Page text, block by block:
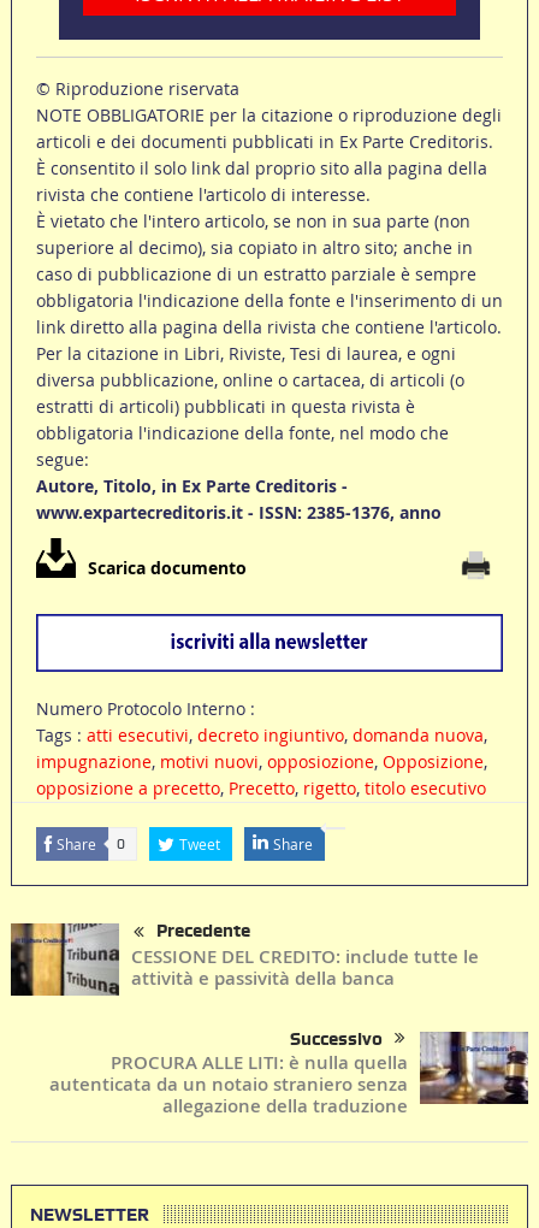
© Riproduzione riservata
NOTE OBBLIGATORIE per la citazione o riproduzione degli
articoli e dei documenti pubblicati in Ex Parte Creditoris.
È consentito il solo link dal proprio sito alla pagina della
rivista che contiene l'articolo di interesse.
È vietato che l'intero articolo, se non in sua parte (non
superiore al decimo), sia copiato in altro sito; anche in
caso di pubblicazione di un estratto parziale è sempre
obbligatoria l'indicazione della fonte e l'inserimento di un
link diretto alla pagina della rivista che contiene l'articolo.
Per la citazione in Libri, Riviste, Tesi di laurea, e ogni
diversa pubblicazione, online o cartacea, di articoli (o
estratti di articoli) pubblicati in questa rivista è
obbligatoria l'indicazione della fonte, nel modo che
segue:
Autore, Titolo, in Ex Parte Creditoris -
www.expartecreditoris.it - ISSN: 2385-1376, anno
Scarica documento
Numero Protocolo Interno :
Tags : atti esecutivi, decreto ingiuntivo, domanda nuova,
impugnazione, motivi nuovi, opposiozione, Opposizione,
opposizione a precetto, Precetto, rigetto, titolo esecutivo
Share 0 Tweet Share
Precedente
CESSIONE DEL CREDITO: include tutte le
attività e passività della banca
Successivo
PROCURA ALLE LITI: è nulla quella
autenticata da un notaio straniero senza
allegazione della traduzione
NEWSLETTER